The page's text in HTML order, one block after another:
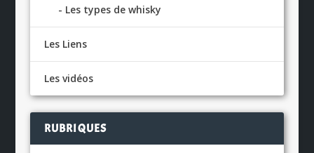
Les types de whisky
Les Liens
Les vidéos
RUBRIQUES